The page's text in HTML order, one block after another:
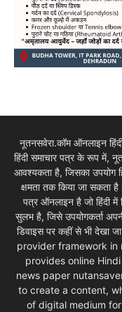
नूतनसवेरा.कॉम ऑनलाइन
हिंदी समाचार पत्र के रूप में,
आवश्यकता है, जिसका उपयोग
क्षमता तक किया जा सकता
पत्र ऑनलाइन है जो हिंदी में
सुलभ है, जिसे उपयोगकर्ता
डिवाइस पर कहीं से भी
provider framework in
provides online
news paper
to create a content,
of digital medium